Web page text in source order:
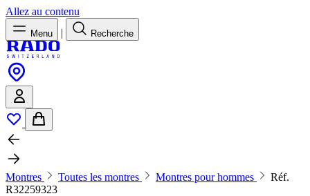
Allez au contenu
Menu | Recherche
Montres Toutes les montres Montres pour hommes
Réf.
R32259323